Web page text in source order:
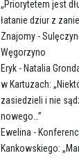
„Priorytetem jest
łatanie dziur z
Znajomy -
Węgorzyno
Eryk - Natalia
w Kartuzach:
zasiedzieli i nie
nowego…”
Ewelina -
Kankowskiego: